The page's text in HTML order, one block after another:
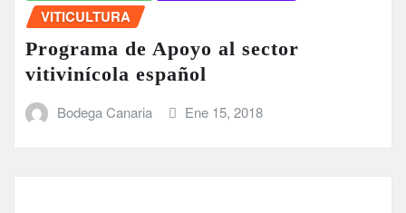
VITICULTURA
Programa de Apoyo al sector
vitivinícola español
Bodega Canaria Ene 15, 2018